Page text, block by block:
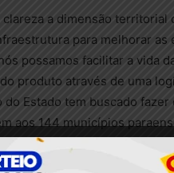
a dimensão territorial
para melhorar as
possamos facilitar a vida
produto através de uma
Estado tem buscado
aos 144 municípios
é resultado de emenda